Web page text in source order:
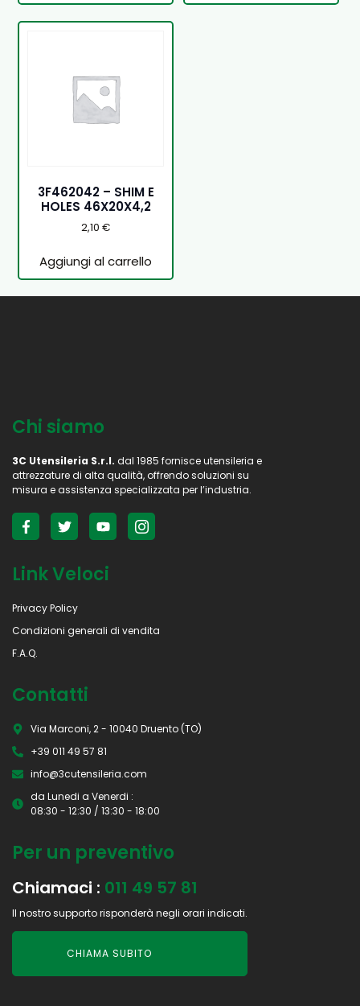
3F462042 – SHIM E
HOLES 46X20X4,2
2,10€
Aggiungi al carrello
Chi siamo
3C Utensileria S.r.l. dal 1985 fornisce utensileria e
attrezzature di alta qualità, offrendo soluzioni su
misura e assistenza specializzata per l’industria.
Link Veloci
Privacy Policy
Condizioni generali di vendita
F.A.Q.
Contatti
Via Marconi, 2 - 10040 Druento (TO)
+39 011 49 57 81
info@3cutensileria.com
da Lunedi a Venerdi :
08:30 - 12:30 / 13:30 - 18:00
Per un preventivo
Chiamaci : 011 49 57 81
Il nostro supporto risponderà negli orari indicati.
CHIAMA SUBITO